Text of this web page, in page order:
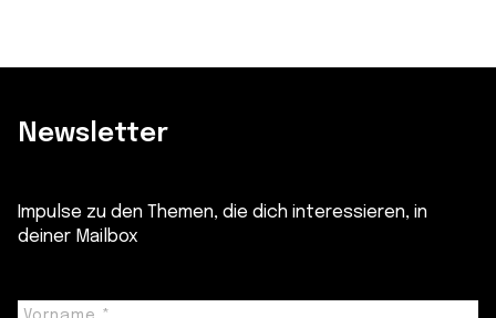
Newsletter
Impulse zu den Themen, die dich interessieren, in
deiner Mailbox